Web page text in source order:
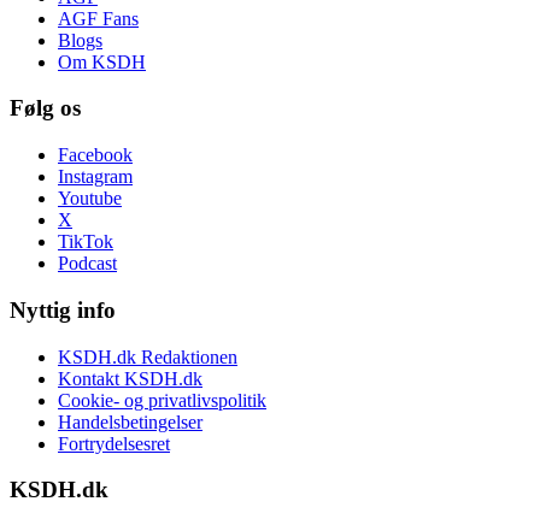
AGF Fans
Blogs
Om KSDH
Følg os
Facebook
Instagram
Youtube
X
TikTok
Podcast
Nyttig info
KSDH.dk Redaktionen
Kontakt KSDH.dk
Cookie- og privatlivspolitik
Handelsbetingelser
Fortrydelsesret
KSDH.dk